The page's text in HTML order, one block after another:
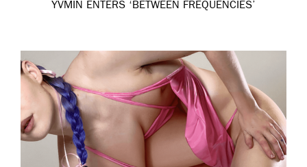
YVMIN ENTERS ‘BETWEEN FREQUENCIES’